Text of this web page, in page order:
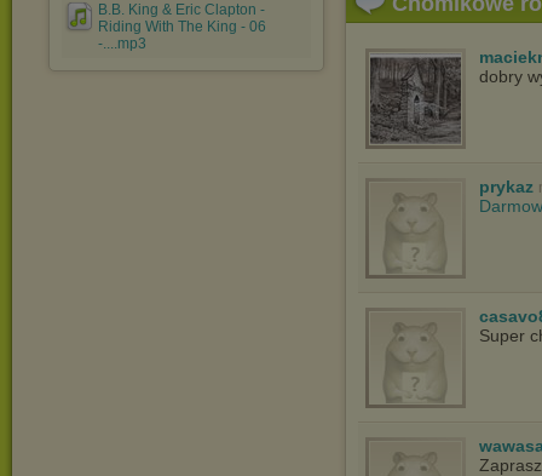
B.B. King & Eric Clapton -
Riding With The King - 06
-....mp3
dobry
prykaz
Super